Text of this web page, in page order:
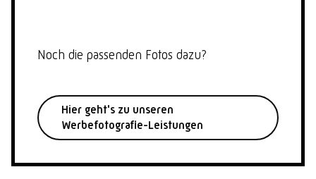
Noch die passenden Fotos dazu?
Hier geht's zu unseren
Werbefotografie-Leistungen